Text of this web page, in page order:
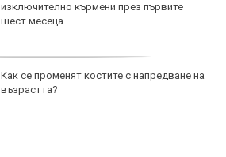
изключително кърмени през първите
шест месеца
Как се променят костите с напредване на
възрастта?